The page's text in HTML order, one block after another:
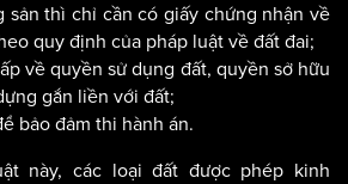
sản thì chỉ cần có giấy chứng nhận về
quy định của pháp luật về đất đai;
về quyền sử dụng đất, quyền sở hữu
gắn liền với đất;
bảo đảm thi hành án.
này, các loại đất được phép kinh